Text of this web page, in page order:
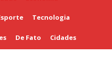
Tecnologia
De Fato Cidades